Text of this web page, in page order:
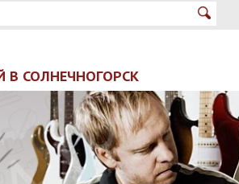
В СОЛНЕЧНОГОРСК